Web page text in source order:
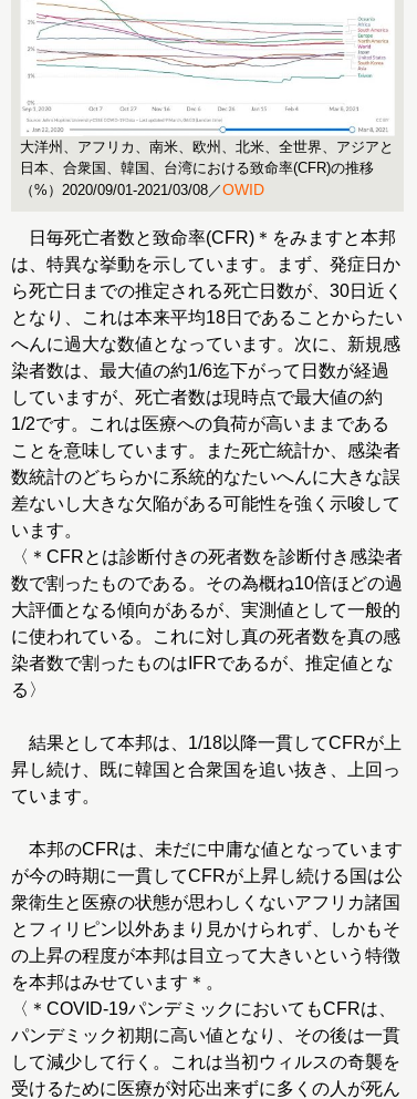
大洋州、アフリカ、南米、欧州、北米、全世界、アジアと
日本、合衆国、韓国、台湾における致命率(CFR)の推移
（%）2020/09/01-2021/03/08／OWID
日毎死亡者数と致命率(CFR)＊をみますと本邦
は、特異な挙動を示しています。まず、発症日か
ら死亡日までの推定される死亡日数が、30日近く
となり、これは本来平均18日であることからたい
へんに過大な数値となっています。次に、新規感
染者数は、最大値の約1/6迄下がって日数が経過
していますが、死亡者数は現時点で最大値の約
1/2です。これは医療への負荷が高いままである
ことを意味しています。また死亡統計か、感染者
数統計のどちらかに系統的なたいへんに大きな誤
差ないし大きな欠陥がある可能性を強く示唆して
います。
〈＊CFRとは診断付きの死者数を診断付き感染者
数で割ったものである。その為概ね10倍ほどの過
大評価となる傾向があるが、実測値として一般的
に使われている。これに対し真の死者数を真の感
染者数で割ったものはIFRであるが、推定値とな
る〉
結果として本邦は、1/18以降一貫してCFRが上
昇し続け、既に韓国と合衆国を追い抜き、上回っ
ています。
本邦のCFRは、未だに中庸な値となっています
が今の時期に一貫してCFRが上昇し続ける国は公
衆衛生と医療の状態が思わしくないアフリカ諸国
とフィリピン以外あまり見かけられず、しかもそ
の上昇の程度が本邦は目立って大きいという特徴
を本邦はみせています＊。
〈＊COVID-19パンデミックにおいてもCFRは、
パンデミック初期に高い値となり、その後は一貫
して減少して行く。これは当初ウィルスの奇襲を
受けるために医療が対応出来ずに多くの人が死ん